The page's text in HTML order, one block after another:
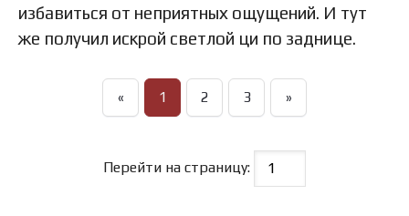
избавиться от неприятных ощущений. И тут
же получил искрой светлой ци по заднице.
« 1 2 3 »
Перейти на страницу: